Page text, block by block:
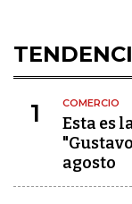
1 COMERCIO
Esta es
agosto